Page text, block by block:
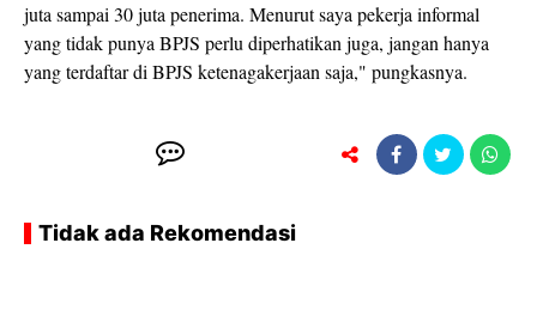
juta sampai 30 juta penerima. Menurut saya pekerja informal
yang tidak punya BPJS perlu diperhatikan juga, jangan hanya
yang terdaftar di BPJS ketenagakerjaan saja," pungkasnya.
Tidak ada Rekomendasi